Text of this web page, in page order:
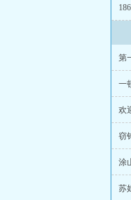
第
一
欢
窃
涂
苏